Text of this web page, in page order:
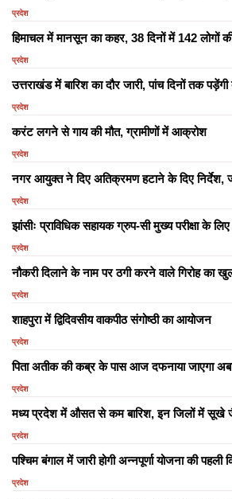
प्रदेश
हिमाचल में मानसून का कहर, 38 दिनों में 142 लोगों
प्रदेश
उत्तराखंड में बारिश का दौर जारी, पांच दिनों तक पड़ेंगी
प्रदेश
करंट लगने से गाय की मौत, ग्रामीणों में आक्रोश
प्रदेश
नगर आयुक्त ने दिए अतिक्रमण हटाने के दिए निर्देश,
प्रदेश
झांसीः प्राविधिक सहायक ग्रुप-सी मुख्य परीक्षा के
प्रदेश
नौकरी दिलाने के नाम पर ठगी करने वाले गिरोह का
प्रदेश
शाहपुरा में द्विदिवसीय वाकपीठ संगोष्ठी का आयोजन
प्रदेश
पिता अतीक की कब्र के पास आज दफनाया जाएगा
प्रदेश
मध्य प्रदेश में औसत से कम बारिश, इन जिलों में सूखे
प्रदेश
पश्चिम बंगाल में जारी होगी अन्नपूर्णा योजना की पहली
प्रदेश